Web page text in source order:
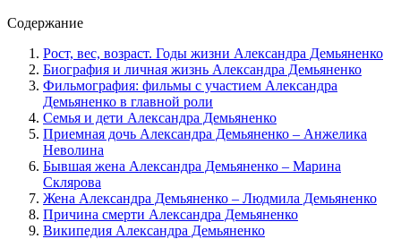
Содержание
Рост, вес, возраст. Годы жизни Александра Демьяненко
Биография и личная жизнь Александра Демьяненко
Фильмография: фильмы с участием Александра
Демьяненко в главной роли
Семья и дети Александра Демьяненко
Приемная дочь Александра Демьяненко – Анжелика
Неволина
Бывшая жена Александра Демьяненко – Марина
Склярова
Жена Александра Демьяненко – Людмила Демьяненко
Причина смерти Александра Демьяненко
Википедия Александра Демьяненко